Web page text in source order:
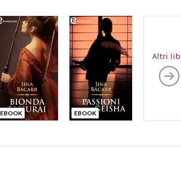
EBOOK EBOOK
Altri